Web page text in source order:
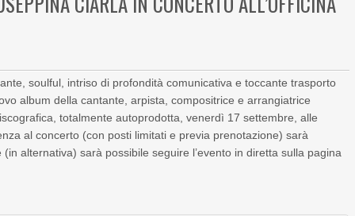
soulful, intriso di profondità comunicativa e toccante trasporto
album della cantante, arpista, compositrice e arrangiatrice
totalmente autoprodotta, venerdì 17 settembre, alle
al concerto (con posti limitati e previa prenotazione) sarà
alternativa) sarà possibile seguire l’evento in diretta sulla pagina